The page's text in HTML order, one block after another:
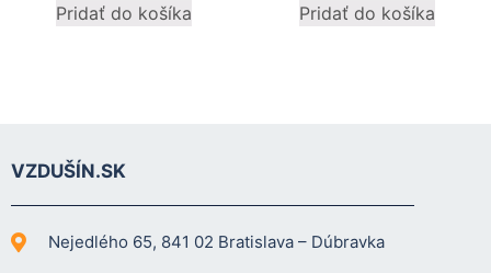
Pridať do košíka Pridať do košíka
VZDUŠÍN.SK
Nejedlého 65, 841 02 Bratislava – Dúbravka